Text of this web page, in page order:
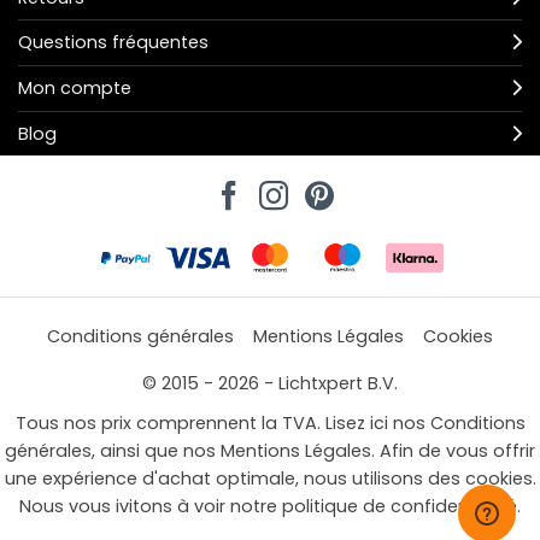
Questions fréquentes
Mon compte
Blog
Conditions générales Mentions Légales
Cookies
© 2015 - 2026 - Lichtxpert B.V.
Tous nos prix comprennent la TVA. Lisez ici nos Conditions
générales, ainsi que nos Mentions Légales. Afin de vous offrir
une expérience d'achat optimale, nous utilisons des cookies.
Nous vous ivitons à voir notre politique de confidentialité.